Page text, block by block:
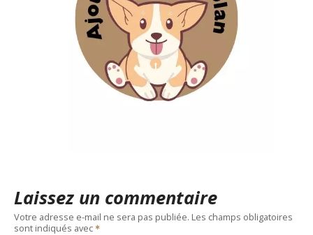
Laissez un commentaire
Votre adresse e-mail ne sera pas publiée. Les champs obligatoires
sont indiqués avec